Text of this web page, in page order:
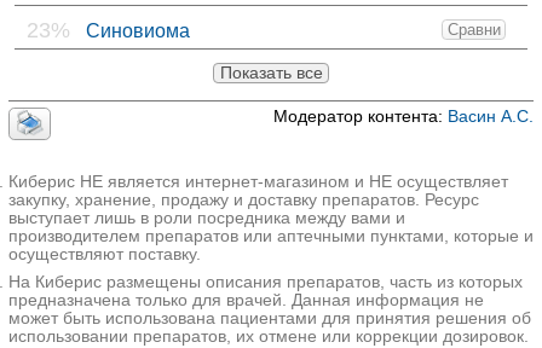
23% Сравни
Синовиома
Показать все
Модератор контента: Васин А.С.
Киберис НЕ является интернет-магазином и НЕ осуществляет
закупку, хранение, продажу и доставку препаратов. Ресурс
выступает лишь в роли посредника между вами и
производителем препаратов или аптечными пунктами, которые и
осуществляют поставку.
На Киберис размещены описания препаратов, часть из которых
предназначена только для врачей. Данная информация не
может быть использована пациентами для принятия решения об
использовании препаратов, их отмене или коррекции дозировок.